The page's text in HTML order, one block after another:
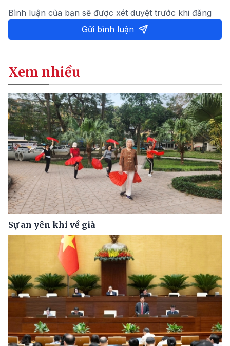
Bình luận của bạn sẽ được xét duyệt trước khi đăng
Gửi bình luận
Xem nhiều
Sự an yên khi về già